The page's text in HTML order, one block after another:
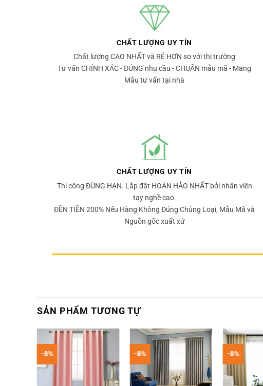
CHẤT LƯỢNG UY TÍN
Chất lượng CAO NHẤT và RẺ HƠN so với thị trường
Tư vấn CHÍNH XÁC - ĐÚNG nhu cầu - CHUẨN mẫu mã - Mang
Mẫu tư vấn tại nhà
CHẤT LƯỢNG UY TÍN
Thi công ĐÚNG HẠN. Lắp đặt HOÀN HẢO NHẤT bởi nhân viên
tay nghề cao.
ĐỀN TIỀN 200% Nếu Hàng Không Đúng Chủng Loại, Mẫu Mã và
Nguồn gốc xuất xứ
SẢN PHẨM TƯƠNG TỰ
-8% -8% -8%